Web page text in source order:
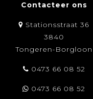
Contacteer ons
Stationsstraat 36
3840
Tongeren-Borgloon
0473 66 08 52
0473 66 08 52